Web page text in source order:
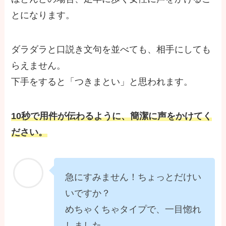
とになります。
ダラダラと口説き文句を並べても、相手にしても
らえません。
下手をすると「つきまとい」と思われます。
10秒で用件が伝わるように、簡潔に声をかけてく
ださい。
急にすみません！ちょっとだけい
いですか？
めちゃくちゃタイプで、一目惚れ